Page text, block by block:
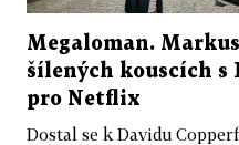
Megaloman.
šílených kouscích s
pro Netflix
Dostal se k Davidu